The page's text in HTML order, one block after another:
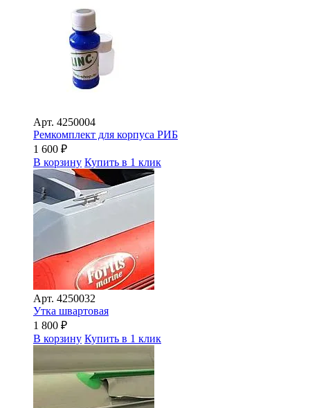
Арт. 4250004
Ремкомплект для корпуса РИБ
1 600 ₽
В корзину Купить в 1 клик
Арт. 4250032
Утка швартовая
1 800 ₽
В корзину Купить в 1 клик